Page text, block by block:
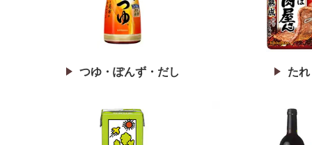
つゆ・ぽんず・だし たれ